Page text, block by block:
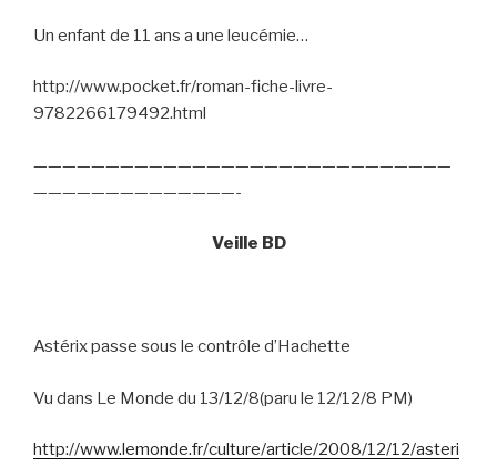
Un enfant de 11 ans a une leucémie…
http://www.pocket.fr/roman-fiche-livre-
9782266179492.html
—————————————————————————————
——————————————-
Veille BD
Astérix passe sous le contrôle d’Hachette
Vu dans Le Monde du 13/12/8(paru le 12/12/8 PM)
http://www.lemonde.fr/culture/article/2008/12/12/asteri